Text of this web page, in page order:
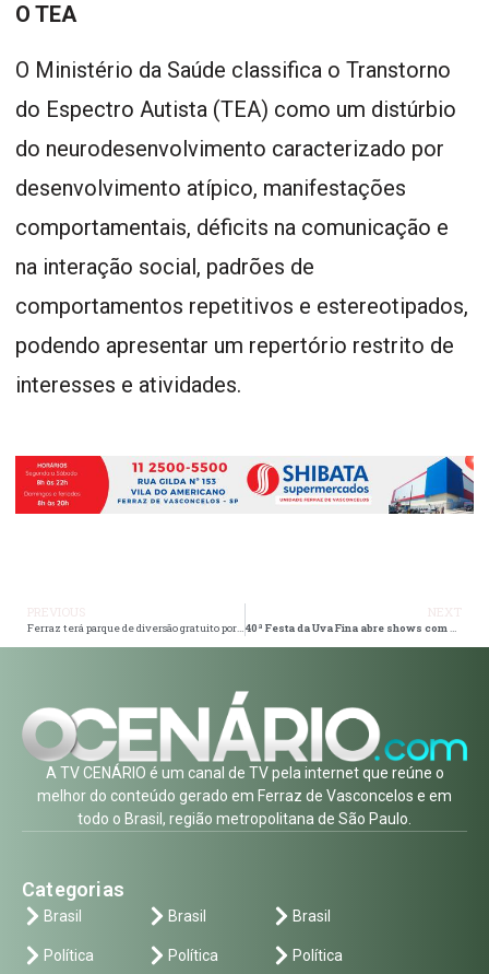
O TEA
O Ministério da Saúde classifica o Transtorno
do Espectro Autista (TEA) como um distúrbio
do neurodesenvolvimento caracterizado por
desenvolvimento atípico, manifestações
comportamentais, déficits na comunicação e
na interação social, padrões de
comportamentos repetitivos e estereotipados,
podendo apresentar um repertório restrito de
interesses e atividades.
Ferraz terá parque de diversão gratuito por cinco horas no Dia das Crianças 40ª Festa da Uva Fina abre shows com Zé Neto e Cristiano
A TV CENÁRIO é um canal de TV pela internet que reúne o
melhor do conteúdo gerado em Ferraz de Vasconcelos e em
todo o Brasil, região metropolitana de São Paulo.
Categorias
Brasil
Política
Brasil
Política
Brasil
Política